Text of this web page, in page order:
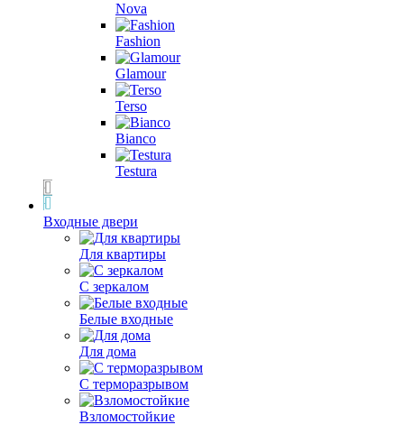
Nova
Fashion
Glamour
Terso
Bianco
Testura
Входные двери
Для квартиры
С зеркалом
Белые входные
Для дома
С терморазрывом
Взломостойкие